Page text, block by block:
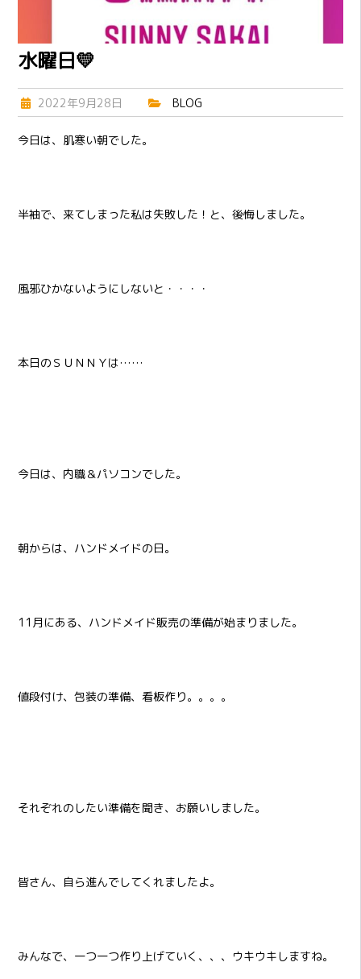
水曜日💛
2022年9月28日 BLOG
今日は、肌寒い朝でした。
半袖で、来てしまった私は失敗した！と、後悔しました。
風邪ひかないようにしないと・・・・
本日のＳＵＮＮＹは……
今日は、内職＆パソコンでした。
朝からは、ハンドメイドの日。
11月にある、ハンドメイド販売の準備が始まりました。
値段付け、包装の準備、看板作り。。。。
それぞれのしたい準備を聞き、お願いしました。
皆さん、自ら進んでしてくれましたよ。
みんなで、一つ一つ作り上げていく、、、ウキウキしますね。